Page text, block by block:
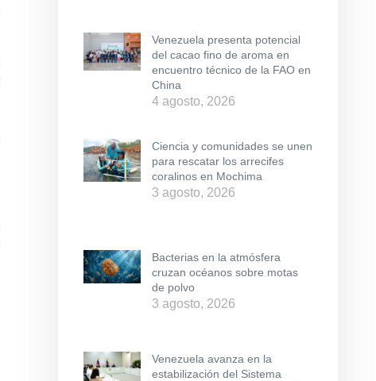
Venezuela presenta potencial
del cacao fino de aroma en
encuentro técnico de la FAO en
China
4 agosto, 2026
Ciencia y comunidades se unen
para rescatar los arrecifes
coralinos en Mochima
3 agosto, 2026
Bacterias en la atmósfera
cruzan océanos sobre motas
de polvo
3 agosto, 2026
Venezuela avanza en la
estabilización del Sistema